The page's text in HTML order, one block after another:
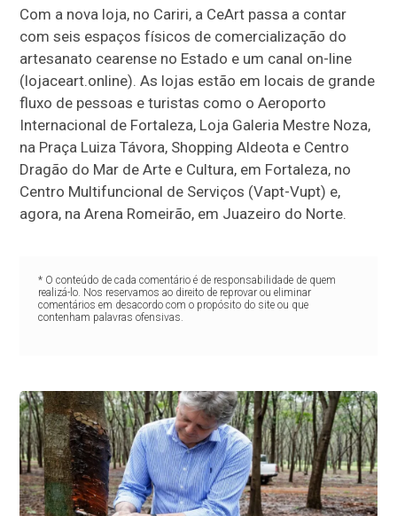
Com a nova loja, no Cariri, a CeArt passa a contar
com seis espaços físicos de comercialização do
artesanato cearense no Estado e um canal on-line
(lojaceart.online). As lojas estão em locais de grande
fluxo de pessoas e turistas como o Aeroporto
Internacional de Fortaleza, Loja Galeria Mestre Noza,
na Praça Luiza Távora, Shopping Aldeota e Centro
Dragão do Mar de Arte e Cultura, em Fortaleza, no
Centro Multifuncional de Serviços (Vapt-Vupt) e,
agora, na Arena Romeirão, em Juazeiro do Norte.
* O conteúdo de cada comentário é de responsabilidade de quem
realizá-lo. Nos reservamos ao direito de reprovar ou eliminar
comentários em desacordo com o propósito do site ou que
contenham palavras ofensivas.